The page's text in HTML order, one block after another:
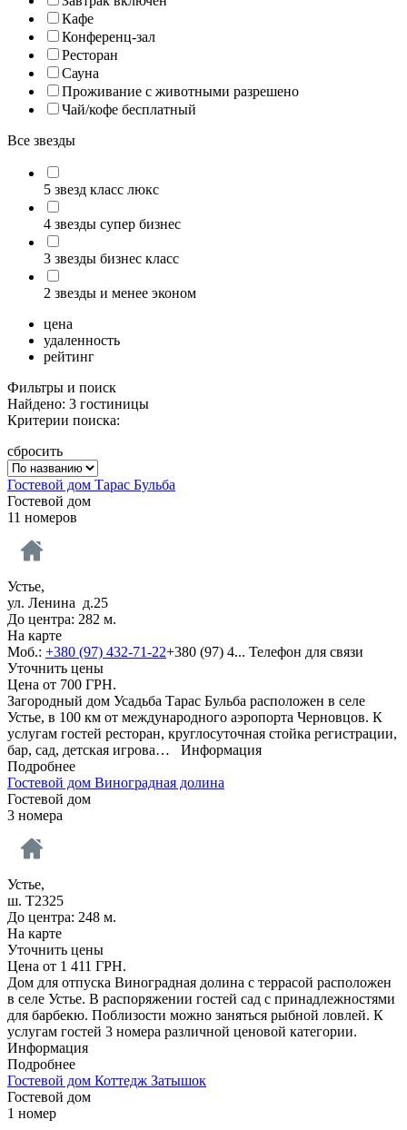
Кафе
Конференц-зал
Ресторан
Сауна
Проживание с животными разрешено
Чай/кофе бесплатный
Все звезды
5 звезд класс люкс
4 звезды супер бизнес
3 звезды бизнес класс
2 звезды и менее эконом
цена
удаленность
рейтинг
Фильтры и поиск
Найдено: 3 гостиницы
Критерии поиска:
сбросить
Гостевой дом Тарас Бульба
Гостевой дом
11 номеров
Устье,
ул. Ленина д.25
До центра: 282 м.
На карте
Моб.: +380 (97) 432-71-22+380 (97) 4... Телефон для связи
Уточнить цены
Цена от 700 ГРН.
Загородный дом Усадьба Тарас Бульба расположен в селе
Устье, в 100 км от международного аэропорта Черновцов. К
услугам гостей ресторан, круглосуточная стойка регистрации,
бар, сад, детская игрова… Информация
Подробнее
Гостевой дом Виноградная долина
Гостевой дом
3 номера
Устье,
ш. Т2325
До центра: 248 м.
На карте
Уточнить цены
Цена от 1 411 ГРН.
Дом для отпуска Виноградная долина с террасой расположен
в селе Устье. В распоряжении гостей сад с принадлежностями
для барбекю. Поблизости можно заняться рыбной ловлей. К
услугам гостей 3 номера различной ценовой категории.
Информация
Подробнее
Гостевой дом Коттедж Затышок
Гостевой дом
1 номер